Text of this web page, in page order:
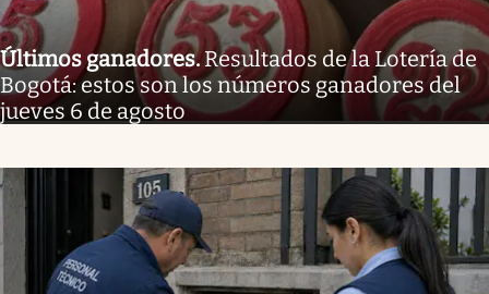
Últimos ganadores. Resultados de la Lotería de
Bogotá: estos son los números ganadores del
jueves 6 de agosto